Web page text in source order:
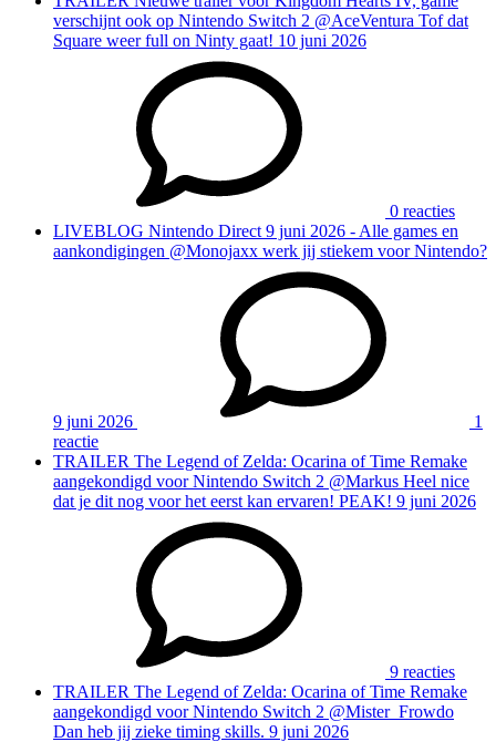
verschijnt ook op Nintendo Switch 2 @AceVentura Tof dat
Square weer full on Ninty gaat! 10 juni 2026
0 reacties
LIVEBLOG Nintendo Direct 9 juni 2026 - Alle games en
aankondigingen @Monojaxx werk jij stiekem voor Nintendo?
9 juni 2026
1
reactie
TRAILER The Legend of Zelda: Ocarina of Time Remake
aangekondigd voor Nintendo Switch 2 @Markus Heel nice
dat je dit nog voor het eerst kan ervaren! PEAK! 9 juni 2026
9 reacties
TRAILER The Legend of Zelda: Ocarina of Time Remake
aangekondigd voor Nintendo Switch 2 @Mister_Frowdo
Dan heb jij zieke timing skills. 9 juni 2026